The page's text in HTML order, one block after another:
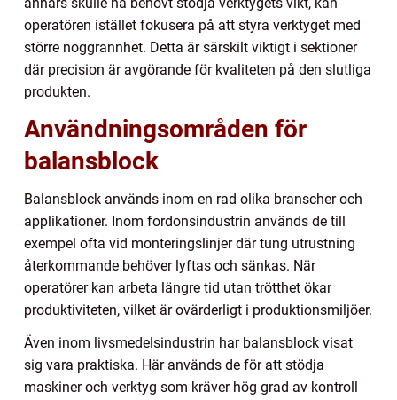
annars skulle ha behövt stödja verktygets vikt, kan
operatören istället fokusera på att styra verktyget med
större noggrannhet. Detta är särskilt viktigt i sektioner
där precision är avgörande för kvaliteten på den slutliga
produkten.
Användningsområden för
balansblock
Balansblock används inom en rad olika branscher och
applikationer. Inom fordonsindustrin används de till
exempel ofta vid monteringslinjer där tung utrustning
återkommande behöver lyftas och sänkas. När
operatörer kan arbeta längre tid utan trötthet ökar
produktiviteten, vilket är ovärderligt i produktionsmiljöer.
Även inom livsmedelsindustrin har balansblock visat
sig vara praktiska. Här används de för att stödja
maskiner och verktyg som kräver hög grad av kontroll